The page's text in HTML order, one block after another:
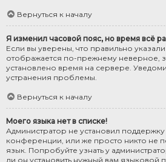
Вернуться к началу
Я изменил часовой пояс, но время всё
Если вы уверены, что правильно
отображается по-прежнему неверное,
установлено время на сервере.
устранения проблемы.
Вернуться к началу
Моего языка нет в списке!
Администратор не установил
конференции, или же просто никто не
язык. Попробуйте узнать у
ли он установить нужный вам языковой